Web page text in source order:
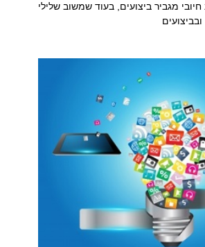
מגביר ביצועים, בעוד שמשוב שלילי